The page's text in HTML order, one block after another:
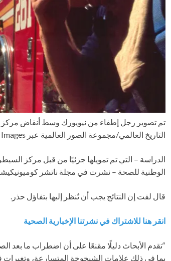
تم تصوير رجل إطفاء من نيويورك وسط أنقاض مركز التجارة
التاريخ العالمي/مجموعة الصور العالمية عبر Getty Images)
الدراسة – التي تم تمويلها جزئيًا من قبل مركز
الوطنية للصحة – نشرت في مجلة ناتشر
قال لفت إن النتائج يجب أن تُنظر إليها بتفاؤل حذر.
انقر هنا للاشتراك في نشرتنا الإخبارية الصحية
“تقدم الأبحاث دليلًا مقنعًا على أن اضطراب ما بعد
بما في ذلك علامات الشيخوخة المتسارعة، وتغيرات